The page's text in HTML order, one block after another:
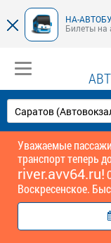
НА-
Билеты на
Уважаемые
транспорт теперь
river.avv64.ru!
Воскресенское.